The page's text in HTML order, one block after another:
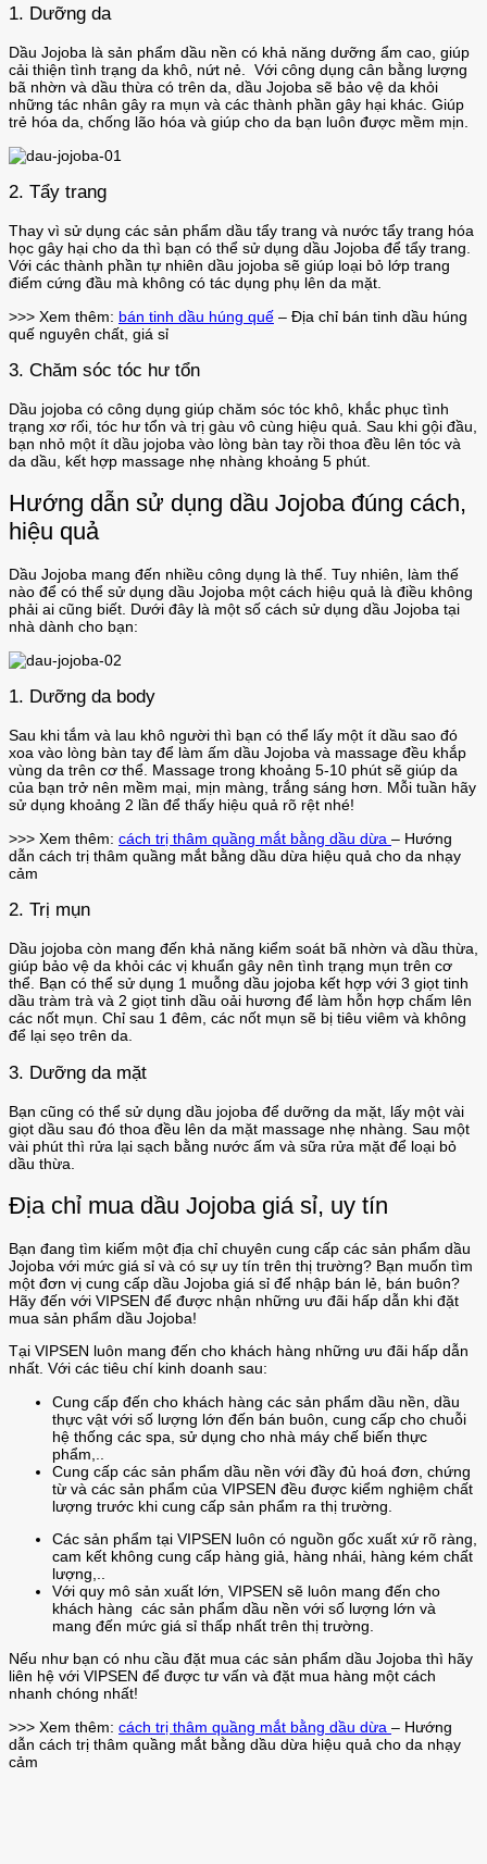
1. Dưỡng da
Dầu Jojoba là sản phẩm dầu nền có khả năng dưỡng ẩm cao, giúp
cải thiện tình trạng da khô, nứt nẻ. Với công dụng cân bằng lượng
bã nhờn và dầu thừa có trên da, dầu Jojoba sẽ bảo vệ da khỏi
những tác nhân gây ra mụn và các thành phần gây hại khác. Giúp
trẻ hóa da, chống lão hóa và giúp cho da bạn luôn được mềm mịn.
2. Tẩy trang
Thay vì sử dụng các sản phẩm dầu tẩy trang và nước tẩy trang hóa
học gây hại cho da thì bạn có thể sử dụng dầu Jojoba để tẩy trang.
Với các thành phần tự nhiên dầu jojoba sẽ giúp loại bỏ lớp trang
điểm cứng đầu mà không có tác dụng phụ lên da mặt.
>>> Xem thêm: bán tinh dầu húng quế – Địa chỉ bán tinh dầu húng
quế nguyên chất, giá sỉ
3. Chăm sóc tóc hư tổn
Dầu jojoba có công dụng giúp chăm sóc tóc khô, khắc phục tình
trạng xơ rối, tóc hư tổn và trị gàu vô cùng hiệu quả. Sau khi gội đầu,
bạn nhỏ một ít dầu jojoba vào lòng bàn tay rồi thoa đều lên tóc và
da dầu, kết hợp massage nhẹ nhàng khoảng 5 phút.
Hướng dẫn sử dụng dầu Jojoba đúng cách,
hiệu quả
Dầu Jojoba mang đến nhiều công dụng là thế. Tuy nhiên, làm thế
nào để có thể sử dụng dầu Jojoba một cách hiệu quả là điều không
phải ai cũng biết. Dưới đây là một số cách sử dụng dầu Jojoba tại
nhà dành cho bạn:
1. Dưỡng da body
Sau khi tắm và lau khô người thì bạn có thể lấy một ít dầu sao đó
xoa vào lòng bàn tay để làm ấm dầu Jojoba và massage đều khắp
vùng da trên cơ thể. Massage trong khoảng 5-10 phút sẽ giúp da
của bạn trở nên mềm mại, mịn màng, trắng sáng hơn. Mỗi tuần hãy
sử dụng khoảng 2 lần để thấy hiệu quả rõ rệt nhé!
>>> Xem thêm: cách trị thâm quầng mắt bằng dầu dừa – Hướng
dẫn cách trị thâm quầng mắt bằng dầu dừa hiệu quả cho da nhạy
cảm
2. Trị mụn
Dầu jojoba còn mang đến khả năng kiểm soát bã nhờn và dầu thừa,
giúp bảo vệ da khỏi các vị khuẩn gây nên tình trạng mụn trên cơ
thể. Bạn có thể sử dụng 1 muỗng dầu jojoba kết hợp với 3 giọt tinh
dầu tràm trà và 2 giọt tinh dầu oải hương để làm hỗn hợp chấm lên
các nốt mụn. Chỉ sau 1 đêm, các nốt mụn sẽ bị tiêu viêm và không
để lại sẹo trên da.
3. Dưỡng da mặt
Bạn cũng có thể sử dụng dầu jojoba để dưỡng da mặt, lấy một vài
giọt dầu sau đó thoa đều lên da mặt massage nhẹ nhàng. Sau một
vài phút thì rửa lại sạch bằng nước ấm và sữa rửa mặt để loại bỏ
dầu thừa.
Địa chỉ mua dầu Jojoba giá sỉ, uy tín
Bạn đang tìm kiếm một địa chỉ chuyên cung cấp các sản phẩm dầu
Jojoba với mức giá sỉ và có sự uy tín trên thị trường? Bạn muốn tìm
một đơn vị cung cấp dầu Jojoba giá sỉ để nhập bán lẻ, bán buôn?
Hãy đến với VIPSEN để được nhận những ưu đãi hấp dẫn khi đặt
mua sản phẩm dầu Jojoba!
Tại VIPSEN luôn mang đến cho khách hàng những ưu đãi hấp dẫn
nhất. Với các tiêu chí kinh doanh sau:
Cung cấp đến cho khách hàng các sản phẩm dầu nền, dầu
thực vật với số lượng lớn đến bán buôn, cung cấp cho chuỗi
hệ thống các spa, sử dụng cho nhà máy chế biến thực
phẩm,..
Cung cấp các sản phẩm dầu nền với đầy đủ hoá đơn, chứng
từ và các sản phẩm của VIPSEN đều được kiểm nghiệm chất
lượng trước khi cung cấp sản phẩm ra thị trường.
Các sản phẩm tại VIPSEN luôn có nguồn gốc xuất xứ rõ ràng,
cam kết không cung cấp hàng giả, hàng nhái, hàng kém chất
lượng,..
Với quy mô sản xuất lớn, VIPSEN sẽ luôn mang đến cho
khách hàng các sản phẩm dầu nền với số lượng lớn và
mang đến mức giá sỉ thấp nhất trên thị trường.
Nếu như bạn có nhu cầu đặt mua các sản phẩm dầu Jojoba thì hãy
liên hệ với VIPSEN để được tư vấn và đặt mua hàng một cách
nhanh chóng nhất!
>>> Xem thêm: cách trị thâm quầng mắt bằng dầu dừa – Hướng
dẫn cách trị thâm quầng mắt bằng dầu dừa hiệu quả cho da nhạy
cảm